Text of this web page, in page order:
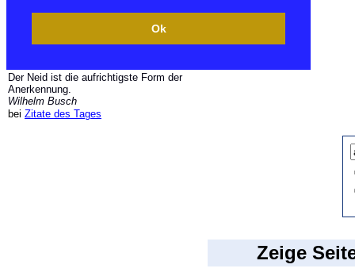
Ok
Der Neid ist die aufrichtigste Form der
Anerkennung.
Wilhelm Busch
bei Zitate des Tages
Zeige